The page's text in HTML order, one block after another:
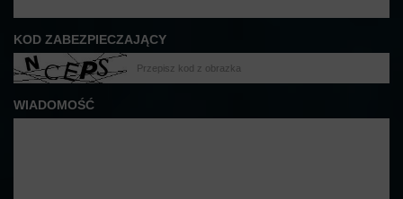
KOD ZABEZPIECZAJĄCY
WIADOMOŚĆ